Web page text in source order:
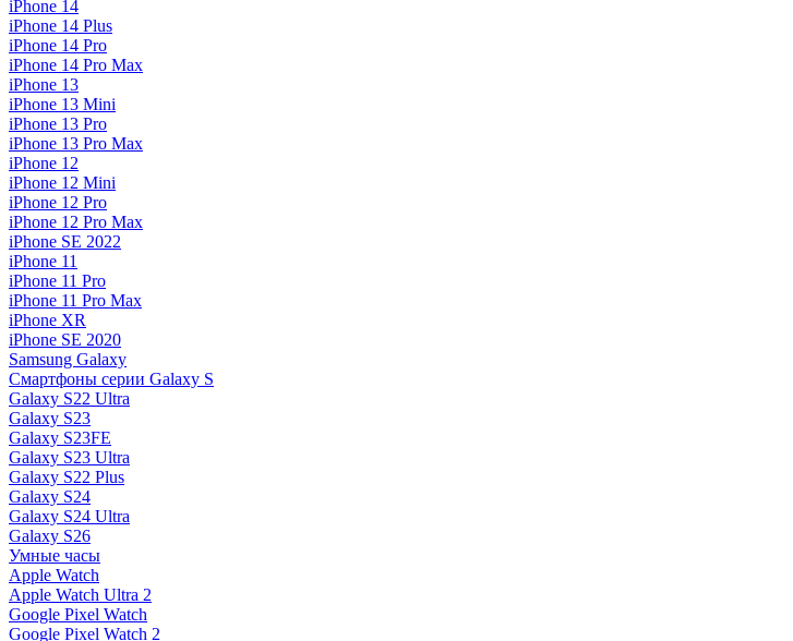
iPhone 14
iPhone 14 Plus
iPhone 14 Pro
iPhone 14 Pro Max
iPhone 13
iPhone 13 Mini
iPhone 13 Pro
iPhone 13 Pro Max
iPhone 12
iPhone 12 Mini
iPhone 12 Pro
iPhone 12 Pro Max
iPhone SE 2022
iPhone 11
iPhone 11 Pro
iPhone 11 Pro Max
iPhone XR
iPhone SE 2020
Samsung Galaxy
Смартфоны серии Galaxy S
Galaxy S22 Ultra
Galaxy S23
Galaxy S23FE
Galaxy S23 Ultra
Galaxy S22 Plus
Galaxy S24
Galaxy S24 Ultra
Galaxy S26
Умные часы
Apple Watch
Apple Watch Ultra 2
Google Pixel Watch
Google Pixel Watch 2